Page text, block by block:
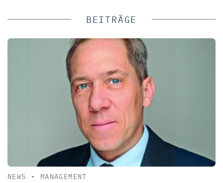
BEITRÄGE
NEWS • MANAGEMENT